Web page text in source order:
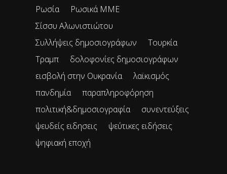
Ρωσία
Ρωσικά ΜΜΕ
Σίσσυ Αλωνιστιώτου
Συλλήψεις δημοσιογράφων
Τουρκία
Τραμπ
δολοφονίες δημοσιογράφων
εισβολή στην Ουκρανία
λαϊκισμός
πανδημία
παραπληροφόρηση
πολιτική&δημοσιογραφία
συνεντεύξεις
ψευδείς ειδησεις
ψεύτικες ειδήσεις
ψηφιακή εποχή